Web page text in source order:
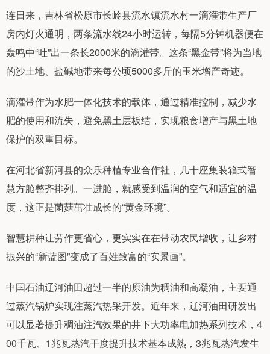
连日来，吉林省松原市长岭县流水镇流水村一滴灌带生产厂
房内灯火通明，两条流水线24小时运转，每隔5分钟机器便在
轰鸣中“吐”出一条长2000米的滴灌带。这条“黑金带”将为当地
的沙土地、盐碱地带来每公顷5000多斤的玉米增产奇迹。
滴灌带作为水肥一体化技术的载体，通过精准控制，减少水
肥的使用和流失，避免黑土层板结，实现粮食增产与黑土地
保护的双重目标。
在河北省新河县的众乐种植专业合作社，几十座集装箱式智
慧方舱整齐排列。一进舱，就感受到温润的空气和适宜的温
度，这正是菌菇茁壮成长的“黄金环境”。
智慧耕种让劳作更省心，更实实在在带动农民增收，让乡村
振兴的“新蓝图”变成了百姓致富的“实景画”。
中国石油辽河油田超过一半的原油为稠油和高凝油，主要通
过蒸汽锅炉实现注蒸汽热采开发。近年来，辽河油田研发出
可以显著提升稠油注汽效果的井下大功率电加热系列技术，4
00千瓦、1兆瓦蒸汽干度提升技术基本成熟，3兆瓦蒸汽发生